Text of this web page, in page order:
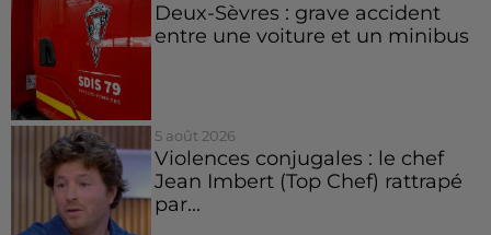
Deux-Sèvres : grave accident
entre une voiture et un minibus
5 août 2026
Violences conjugales : le chef
Jean Imbert (Top Chef) rattrapé
par...